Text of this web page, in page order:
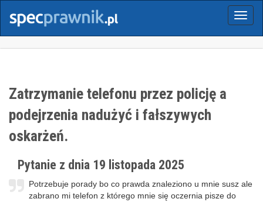
Menu
Zatrzymanie telefonu przez policję a
podejrzenia nadużyć i fałszywych
oskarżeń.
Pytanie z dnia 19 listopada 2025
Potrzebuje porady bo co prawda znaleziono u mnie susz ale
zabrano mi telefon z którego mnie się oczernia pisze do